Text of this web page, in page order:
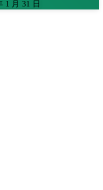
1 月 31 日